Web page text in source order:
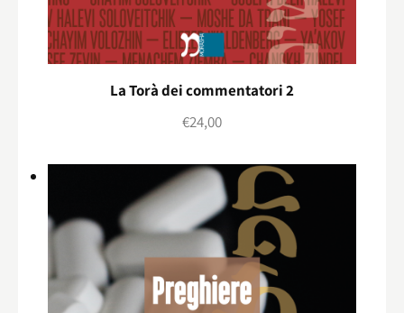
La Torà dei commentatori 2
€24,00